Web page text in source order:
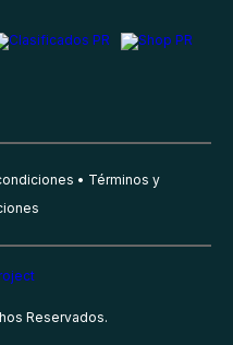
Términos y
Reservados.